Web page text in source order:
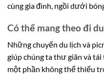
cùng gia đình, ngồi dưới
Có thể mang theo đi
Những chuyến du lịch và
giúp chúng ta thư giãn và
một phần không thể thiếu